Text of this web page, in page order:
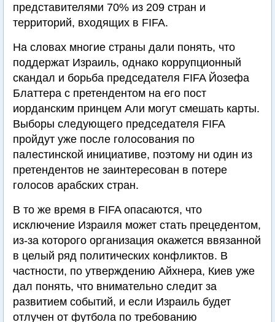
представителями 70% из 209 стран и
территорий, входящих в FIFA.
На словах многие страны дали понять, что
поддержат Израиль, однако коррупционный
скандал и борьба председателя FIFA Йозефа
Блаттера с претендентом на его пост
иорданским принцем Али могут смешать карты.
Выборы следующего председателя FIFA
пройдут уже после голосования по
палестинской инициативе, поэтому ни один из
претендентов не заинтересован в потере
голосов арабских стран.
В то же время в FIFA опасаются, что
исключение Израиля может стать прецедентом,
из-за которого организация окажется ввязанной
в целый ряд политических конфликтов. В
частности, по утверждению Айхнера, Киев уже
дал понять, что внимательно следит за
развитием событий, и если Израиль будет
отлучен от футбола по требованию